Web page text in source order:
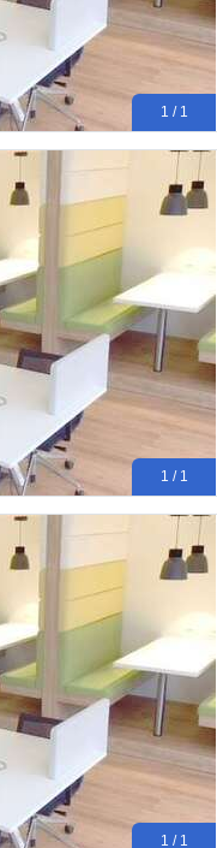
1 / 1
1 / 1
1 / 1